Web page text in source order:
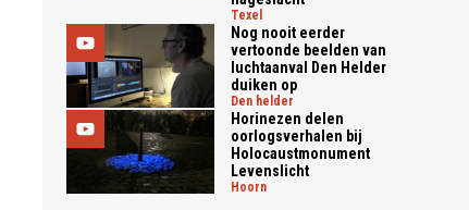
texel
Nog nooit eerder
vertoonde beelden van
luchtaanval Den Helder
duiken op
den helder
Horinezen delen
oorlogsverhalen bij
Holocaustmonument
Levenslicht
hoorn